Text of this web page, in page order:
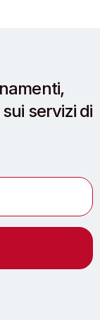
servizi di